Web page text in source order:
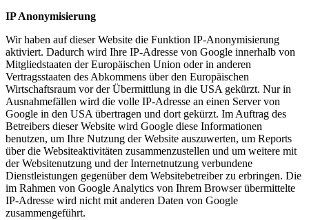
IP Anonymisierung
Wir haben auf dieser Website die Funktion IP-Anonymisierung
aktiviert. Dadurch wird Ihre IP-Adresse von Google innerhalb von
Mitgliedstaaten der Europäischen Union oder in anderen
Vertragsstaaten des Abkommens über den Europäischen
Wirtschaftsraum vor der Übermittlung in die USA gekürzt. Nur in
Ausnahmefällen wird die volle IP-Adresse an einen Server von
Google in den USA übertragen und dort gekürzt. Im Auftrag des
Betreibers dieser Website wird Google diese Informationen
benutzen, um Ihre Nutzung der Website auszuwerten, um Reports
über die Websiteaktivitäten zusammenzustellen und um weitere mit
der Websitenutzung und der Internetnutzung verbundene
Dienstleistungen gegenüber dem Websitebetreiber zu erbringen. Die
im Rahmen von Google Analytics von Ihrem Browser übermittelte
IP-Adresse wird nicht mit anderen Daten von Google
zusammengeführt.